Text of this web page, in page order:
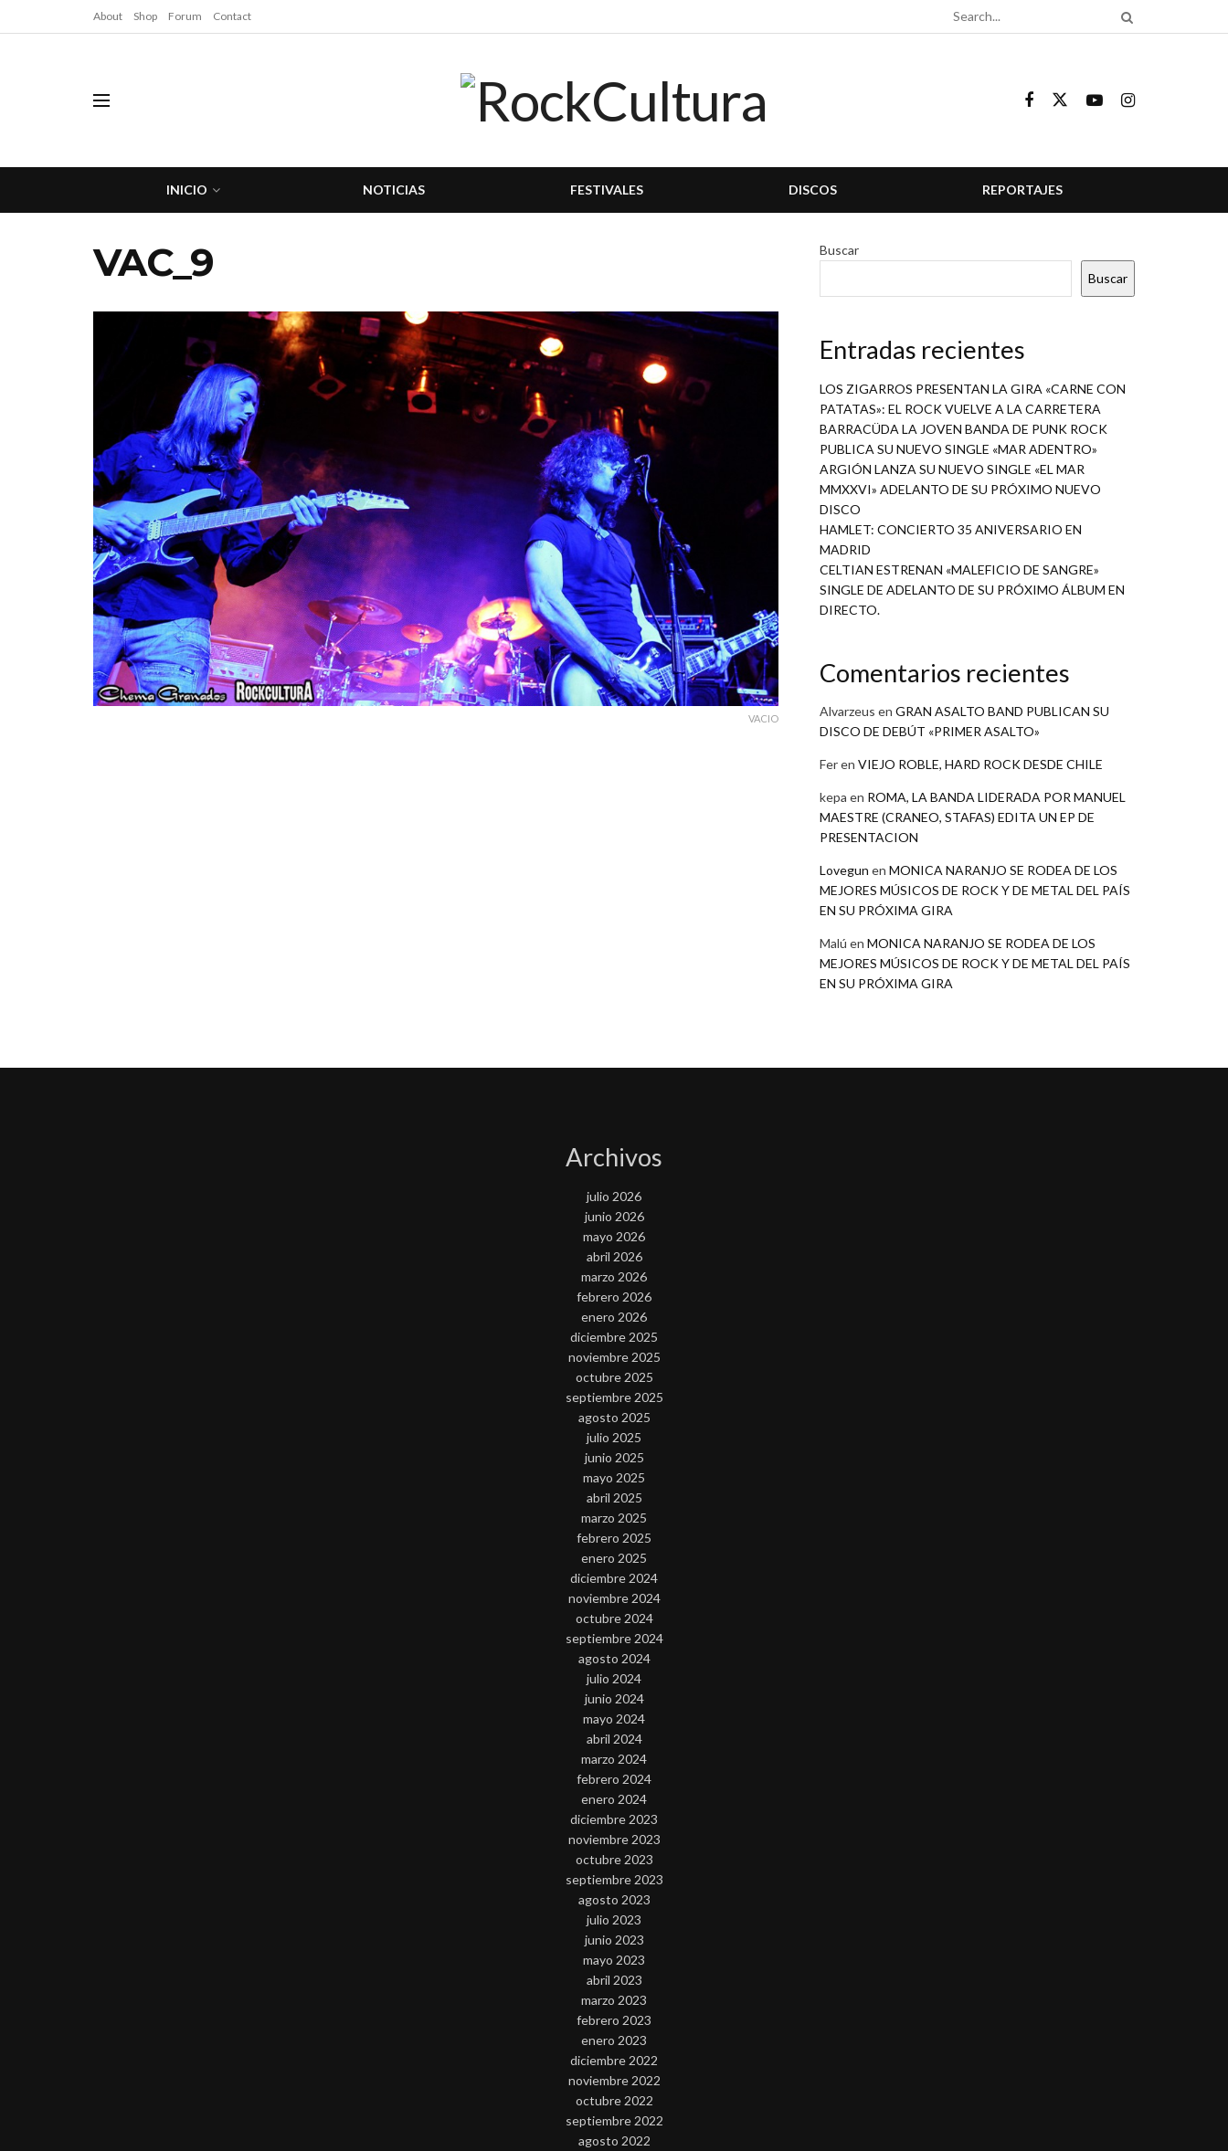
About Shop Forum Contact
INICIO NOTICIAS FESTIVALES DISCOS REPORTAJES
VAC_9
VACIO
Buscar
Buscar
Entradas recientes
LOS ZIGARROS PRESENTAN LA GIRA «CARNE CON
PATATAS»: EL ROCK VUELVE A LA CARRETERA
BARRACÜDA LA JOVEN BANDA DE PUNK ROCK
PUBLICA SU NUEVO SINGLE «MAR ADENTRO»
ARGIÓN LANZA SU NUEVO SINGLE «EL MAR
MMXXVI» ADELANTO DE SU PRÓXIMO NUEVO
DISCO
HAMLET: CONCIERTO 35 ANIVERSARIO EN
MADRID
CELTIAN ESTRENAN «MALEFICIO DE SANGRE»
SINGLE DE ADELANTO DE SU PRÓXIMO ÁLBUM EN
DIRECTO.
Comentarios recientes
Alvarzeus en GRAN ASALTO BAND PUBLICAN SU
DISCO DE DEBÚT «PRIMER ASALTO»
Feren VIEJO ROBLE, HARD ROCK DESDE CHILE
kepa en ROMA, LA BANDA LIDERADA POR MANUEL
MAESTRE (CRANEO, STAFAS) EDITA UN EP DE
PRESENTACION
Lovegun en MONICA NARANJO SE RODEA DE LOS
MEJORES MÚSICOS DE ROCK Y DE METAL DEL PAÍS
EN SU PRÓXIMA GIRA
Malú en MONICA NARANJO SE RODEA DE LOS
MEJORES MÚSICOS DE ROCK Y DE METAL DEL PAÍS
EN SU PRÓXIMA GIRA
Archivos
julio 2026
junio 2026
mayo 2026
abril 2026
marzo 2026
febrero 2026
enero 2026
diciembre 2025
noviembre 2025
octubre 2025
septiembre 2025
agosto 2025
julio 2025
junio 2025
mayo 2025
abril 2025
marzo 2025
febrero 2025
enero 2025
diciembre 2024
noviembre 2024
octubre 2024
septiembre 2024
agosto 2024
julio 2024
junio 2024
mayo 2024
abril 2024
marzo 2024
febrero 2024
enero 2024
diciembre 2023
noviembre 2023
octubre 2023
septiembre 2023
agosto 2023
julio 2023
junio 2023
mayo 2023
abril 2023
marzo 2023
febrero 2023
enero 2023
diciembre 2022
noviembre 2022
octubre 2022
septiembre 2022
agosto 2022